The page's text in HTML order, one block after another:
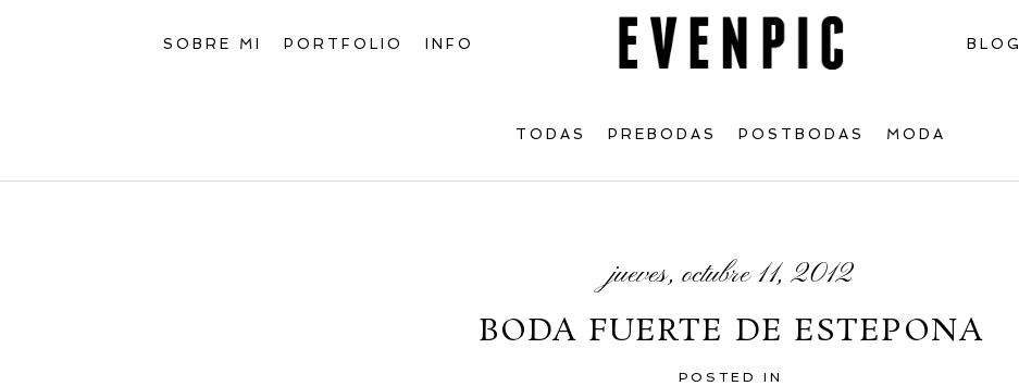
SOBRE MI PORTFOLIO INFO BLOG
TODAS PREBODAS POSTBODAS MODA
jueves, octubre 11, 2012
BODA FUERTE DE ESTEPONA
POSTED IN